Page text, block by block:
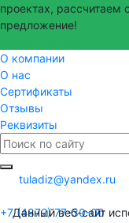
проектах, рассчитаем
предложение!
О компании
О нас
Сертификаты
Отзывы
Реквизиты
tuladiz@yandex.ru
+7 (4872) 77-30-00
Данный веб-сайт